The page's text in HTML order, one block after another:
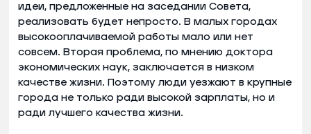
идеи, предложенные на заседании Совета,
реализовать будет непросто. В малых городах
высокооплачиваемой работы мало или нет
совсем. Вторая проблема, по мнению доктора
экономических наук, заключается в низком
качестве жизни. Поэтому люди уезжают в крупные
города не только ради высокой зарплаты, но и
ради лучшего качества жизни.